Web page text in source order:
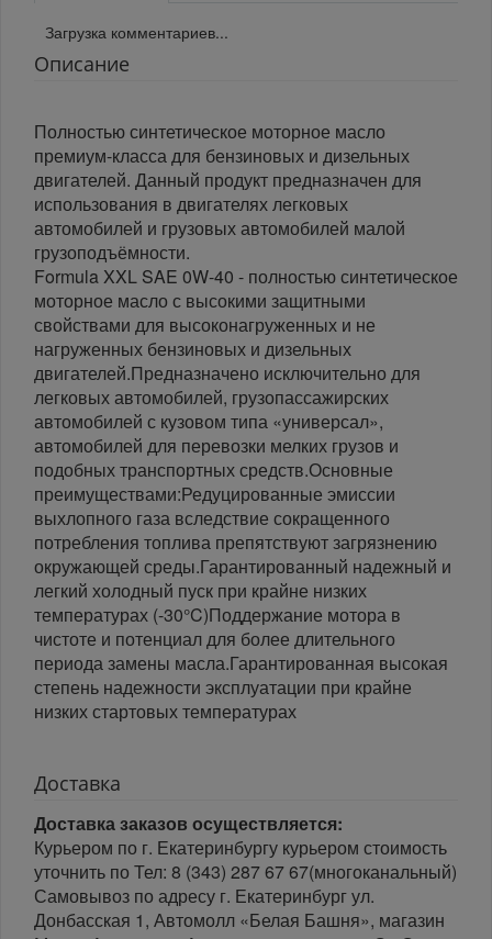
Загрузка комментариев...
Описание
Полностью синтетическое моторное масло
премиум-класса для бензиновых и дизельных
двигателей. Данный продукт предназначен для
использования в двигателях легковых
автомобилей и грузовых автомобилей малой
грузоподъёмности.
Formula XXL SAE 0W-40 - полностью синтетическое
моторное масло с высокими защитными
свойствами для высоконагруженных и не
нагруженных бензиновых и дизельных
двигателей.Предназначено исключительно для
легковых автомобилей, грузопассажирских
автомобилей с кузовом типа «универсал»,
автомобилей для перевозки мелких грузов и
подобных транспортных средств.Основные
преимуществами:Редуцированные эмиссии
выхлопного газа вследствие сокращенного
потребления топлива препятствуют загрязнению
окружающей среды.Гарантированный надежный и
легкий холодный пуск при крайне низких
температурах (-30°C)Поддержание мотора в
чистоте и потенциал для более длительного
периода замены масла.Гарантированная высокая
степень надежности эксплуатации при крайне
низких стартовых температурах
Доставка
Доставка заказов осуществляется:
Курьером по г. Екатеринбургу курьером стоимость
уточнить по Тел: 8 (343) 287 67 67(многоканальный)
Самовывоз по адресу г. Екатеринбург ул.
Донбасская 1, Автомолл «Белая Башня», магазин